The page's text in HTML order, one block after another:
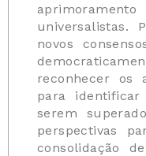
universalistas.
novos
reconhecer os
para
serem
perspectivas
consolidação